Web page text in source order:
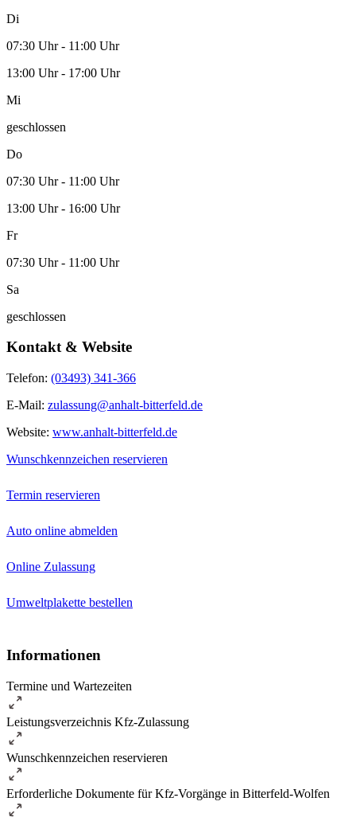
Di
07:30 Uhr - 11:00 Uhr
13:00 Uhr - 17:00 Uhr
Mi
geschlossen
Do
07:30 Uhr - 11:00 Uhr
13:00 Uhr - 16:00 Uhr
Fr
07:30 Uhr - 11:00 Uhr
Sa
geschlossen
Kontakt & Website
Telefon: (03493) 341-366
E-Mail: zulassung@anhalt-bitterfeld.de
Website: www.anhalt-bitterfeld.de
Wunschkennzeichen reservieren
Termin reservieren
Auto online abmelden
Online Zulassung
Umweltplakette bestellen
Informationen
Termine und Wartezeiten
Leistungsverzeichnis Kfz-Zulassung
Wunschkennzeichen reservieren
Erforderliche Dokumente für Kfz-Vorgänge in Bitterfeld-Wolfen